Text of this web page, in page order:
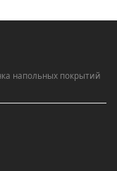
напольных покрытий